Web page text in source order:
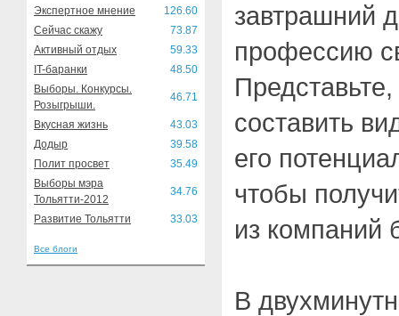
Экспертное мнение
126.60
Сейчас скажу
73.87
Активный отдых
59.33
IT-баранки
48.50
Выборы. Конкурсы.
Розыгрыши.
46.71
Вкусная жизнь
43.03
Додыр
39.58
Полит просвет
35.49
Выборы мэра
Тольятти-2012
34.76
Развитие Тольятти 33.03
Все блоги
завтрашний
профессию
составить
его
чтобы
из компаний
В